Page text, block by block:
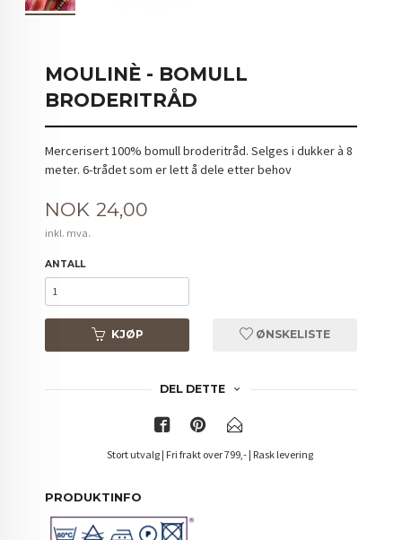
MOULINÈ - BOMULL
BRODERITRÅD
Mercerisert 100% bomull broderitråd. Selges i dukker à 8
meter. 6-trådet som er lett å dele etter behov
Pris
NOK 24,00
inkl. mva.
ANTALL
KJØP ØNSKELISTE
DEL DETTE
Stort utvalg | Fri frakt over 799,- | Rask levering
PRODUKTINFO